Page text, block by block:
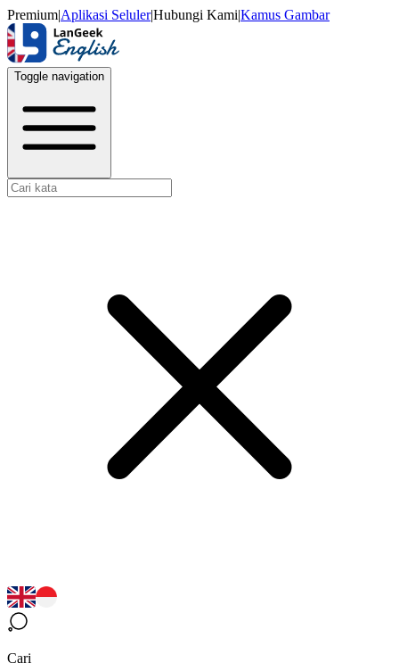
Premium|Aplikasi Seluler|Hubungi Kami|Kamus Gambar
Toggle navigation
Cari